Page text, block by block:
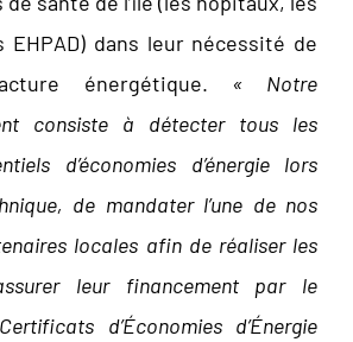
dans leur nécessité de
énergétique. « Notre
consiste à détecter tous les
d’économies d’énergie lors
de mandater l’une de nos
locales afin de réaliser les
leur financement par le
d’Économies d’Énergie